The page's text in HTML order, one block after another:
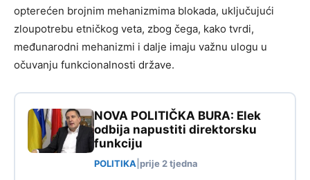
opterećen brojnim mehanizmima blokada, uključujući
zloupotrebu etničkog veta, zbog čega, kako tvrdi,
međunarodni mehanizmi i dalje imaju važnu ulogu u
očuvanju funkcionalnosti države.
NOVA POLITIČKA BURA: Elek
odbija napustiti direktorsku
funkciju
POLITIKA prije 2 tjedna